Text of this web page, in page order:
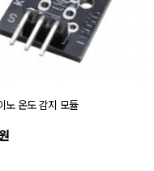
노 온도 감지 모듈